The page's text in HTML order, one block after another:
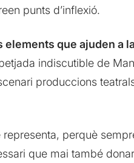
punts d’inflexió.
elements que ajuden a
indiscutible de
produccions
perquè
que mai també